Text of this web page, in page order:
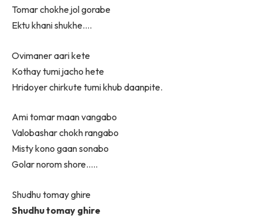
Tomar chokhe jol gorabe
Ektu khani shukhe….
Ovimaner aari kete
Kothay tumi jacho hete
Hridoyer chirkute tumi khub daanpite.
Ami tomar maan vangabo
Valobashar chokh rangabo
Misty kono gaan sonabo
Golar norom shore…..
Shudhu tomay ghire
Shudhu tomay ghire